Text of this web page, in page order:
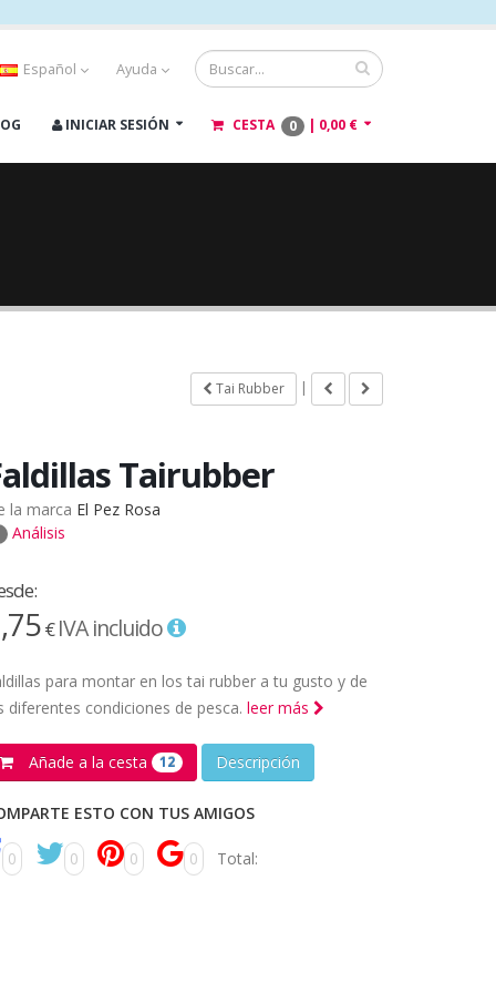
Español Ayuda
INICIAR SESIÓN CESTA 0 | 0,00 €
Tai Rubber |
Tairubber
la marca El Pez Rosa
Análisis
€IVA incluido
para montar en los tai rubber a tu gusto y de
diferentes condiciones de pesca. leer más
Añade a la cesta 12 Descripción
ESTO CON TUS AMIGOS
0 0 0 0 Total: